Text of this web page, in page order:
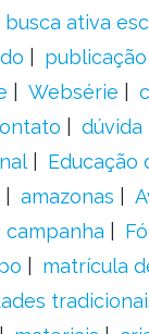
busca ativa
publicação
Websérie
dúvida
Educação
amazonas
campanha
matrícula